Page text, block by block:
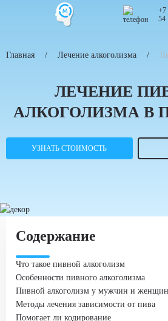
+7
54
Главная Лечение алкоголизма
ЛЕЧЕНИЕ
АЛКОГОЛИЗМА В
УЗНАТЬ СТОИМОСТЬ
Содержание
Что такое пивной алкоголизм
Особенности пивного алкоголизма
Пивной алкоголизм у мужчин и женщин
Методы лечения зависимости от пива
Помогает ли кодирование